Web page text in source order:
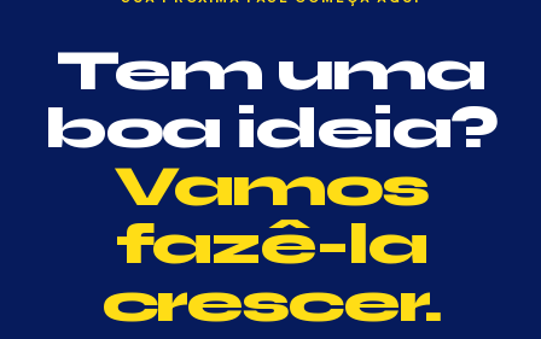
Tem uma
boa ideia?
Vamos
fazê-la
crescer.